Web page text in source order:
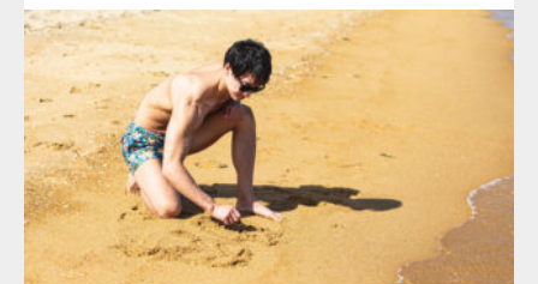
Update: 2021.07.8
Category:海のマッチョ オレンジの人 AKIHITO(細マッチョ)
ダウンロード